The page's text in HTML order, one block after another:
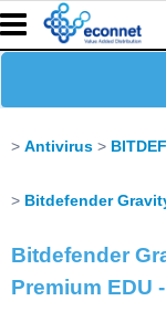
Antivirus
Bitdefender
Bitdefender
Premium EDU